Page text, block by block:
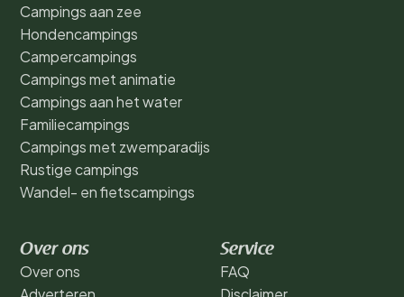
Campings aan zee
Hondencampings
Campercampings
Campings met animatie
Campings aan het water
Familiecampings
Campings met zwemparadijs
Rustige campings
Wandel- en fietscampings
Over ons
Over ons
Service
FAQ